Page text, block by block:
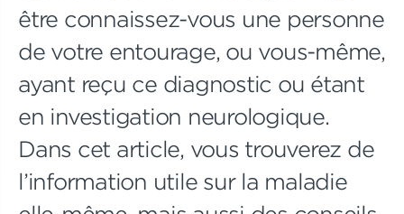
être connaissez-vous une personne
de votre entourage, ou vous-même,
ayant reçu ce diagnostic ou étant
en investigation neurologique.
Dans cet article, vous trouverez de
l’information utile sur la maladie